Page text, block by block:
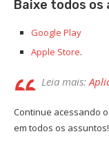
Baixe todos
Google Play
Apple Store.
Leia mais:
Continue acessando o
em todos os assuntos!